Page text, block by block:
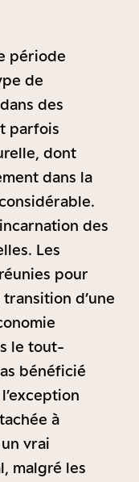
période
de
des
parfois
dont
dans la
des
Les
pour
d’une
le tout-
bénéficié
à
vrai
malgré les